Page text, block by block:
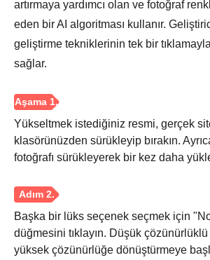
Adım 2.
artırmaya yardımcı olan ve fotoğraf
eden bir AI algoritması kullanır.
geliştirme tekniklerinin tek bir
sağlar.
Yükseltmek istediğiniz resmi, gerçek
klasörünüzden sürükleyip bırakın.
fotoğrafı sürükleyerek bir kez daha
Başka bir lüks seçenek seçmek için
düğmesini tıklayın. Düşük
yüksek çözünürlüğe dönüştürmeye